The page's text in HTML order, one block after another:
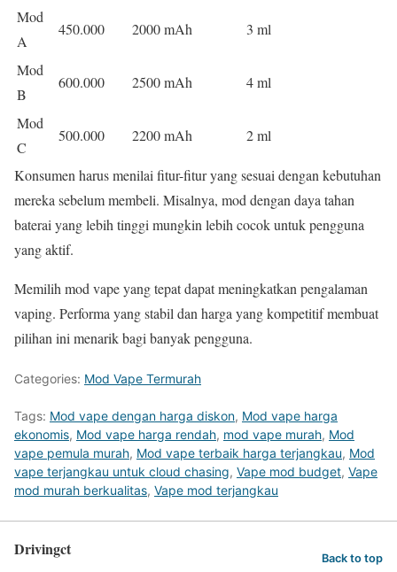
Mod
A
450.000 2000 mAh 3 ml
Mod
B
600.000 2500 mAh 4 ml
Mod
C
500.000 2200 mAh 2 ml
Konsumen harus menilai fitur-fitur yang sesuai dengan kebutuhan
mereka sebelum membeli. Misalnya, mod dengan daya tahan
baterai yang lebih tinggi mungkin lebih cocok untuk pengguna
yang aktif.
Memilih mod vape yang tepat dapat meningkatkan pengalaman
vaping. Performa yang stabil dan harga yang kompetitif membuat
pilihan ini menarik bagi banyak pengguna.
Categories: Mod Vape Termurah
Tags: Mod vape dengan harga diskon, Mod vape harga
ekonomis, Mod vape harga rendah, mod vape murah, Mod
vape pemula murah, Mod vape terbaik harga terjangkau, Mod
vape terjangkau untuk cloud chasing, Vape mod budget, Vape
mod murah berkualitas, Vape mod terjangkau
Drivingct Back to top